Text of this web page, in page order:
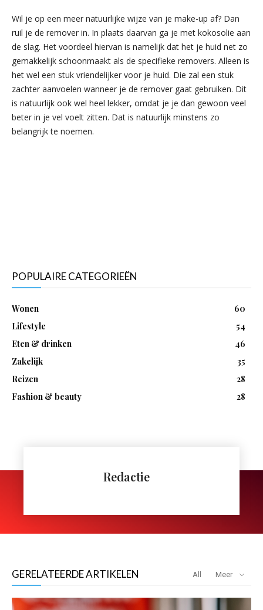
Wil je op een meer natuurlijke wijze van je make-up af? Dan
ruil je de remover in. In plaats daarvan ga je met kokosolie aan
de slag. Het voordeel hiervan is namelijk dat het je huid net zo
gemakkelijk schoonmaakt als de specifieke removers. Alleen is
het wel een stuk vriendelijker voor je huid. Die zal een stuk
zachter aanvoelen wanneer je de remover gaat gebruiken. Dit
is natuurlijk ook wel heel lekker, omdat je je dan gewoon veel
beter in je vel voelt zitten. Dat is natuurlijk minstens zo
belangrijk te noemen.
POPULAIRE CATEGORIEËN
Wonen
60
Lifestyle
54
Eten & drinken
46
Zakelijk
35
Reizen
28
Fashion & beauty
28
Redactie
GERELATEERDE ARTIKELEN All Meer